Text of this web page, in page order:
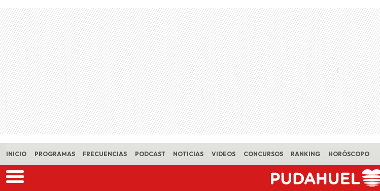
Skip to main content
INICIO PROGRAMAS FRECUENCIAS PODCAST NOTICIAS VIDEOS CONCURSOS RANKING HORÓSCOPO